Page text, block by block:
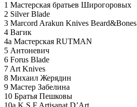
1 Мастерская братьев Широгоровых
2 Silver Blade
3 Marcord Arakun Knives Beard&Bones
4 Вагик
4а Мастерская RUTMAN
5 Антоневич
6 Forus Blade
7 Art Knives
8 Михаил Жерядин
9 Мастер Забелина
10 Братья Пешковы
10а K.S.F Artisanat D’Art